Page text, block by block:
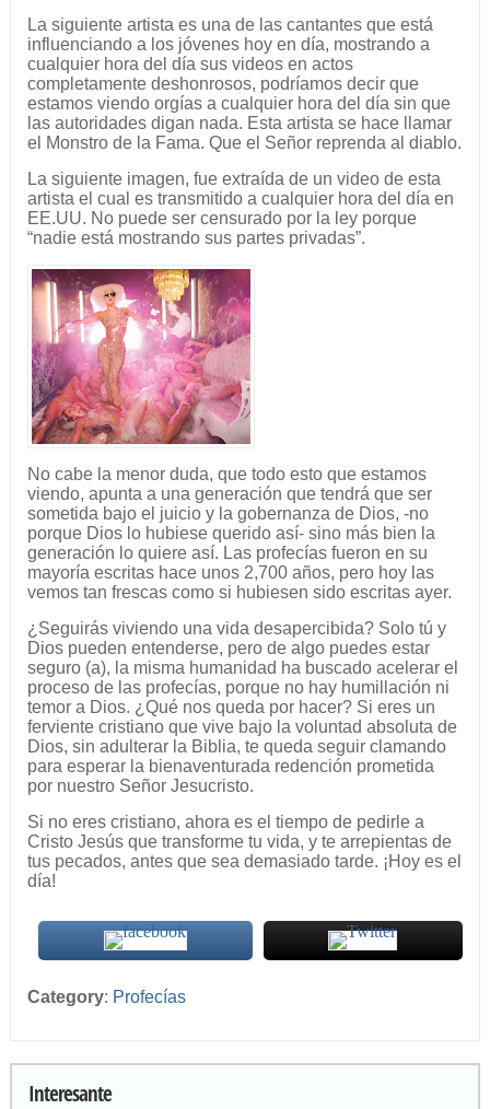
La siguiente artista es una de las cantantes que está
influenciando a los jóvenes hoy en día, mostrando a
cualquier hora del día sus videos en actos
completamente deshonrosos, podríamos decir que
estamos viendo orgías a cualquier hora del día sin que
las autoridades digan nada. Esta artista se hace llamar
el Monstro de la Fama. Que el Señor reprenda al diablo.
La siguiente imagen, fue extraída de un video de esta
artista el cual es transmitido a cualquier hora del día en
EE.UU. No puede ser censurado por la ley porque
“nadie está mostrando sus partes privadas”.
No cabe la menor duda, que todo esto que estamos
viendo, apunta a una generación que tendrá que ser
sometida bajo el juicio y la gobernanza de Dios, -no
porque Dios lo hubiese querido así- sino más bien la
generación lo quiere así. Las profecías fueron en su
mayoría escritas hace unos 2,700 años, pero hoy las
vemos tan frescas como si hubiesen sido escritas ayer.
¿Seguirás viviendo una vida desapercibida? Solo tú y
Dios pueden entenderse, pero de algo puedes estar
seguro (a), la misma humanidad ha buscado acelerar el
proceso de las profecías, porque no hay humillación ni
temor a Dios. ¿Qué nos queda por hacer? Si eres un
ferviente cristiano que vive bajo la voluntad absoluta de
Dios, sin adulterar la Biblia, te queda seguir clamando
para esperar la bienaventurada redención prometida
por nuestro Señor Jesucristo.
Si no eres cristiano, ahora es el tiempo de pedirle a
Cristo Jesús que transforme tu vida, y te arrepientas de
tus pecados, antes que sea demasiado tarde. ¡Hoy es el
día!
Category: Profecías
Interesante